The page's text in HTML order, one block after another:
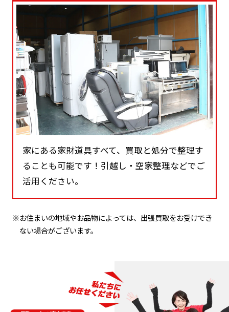
家にある家財道具すべて、買取と処分で整理す
ることも可能です！引越し・空家整理などでご
活用ください。
※お住まいの地域やお品物によっては、出張買取をお受けでき
ない場合がございます。